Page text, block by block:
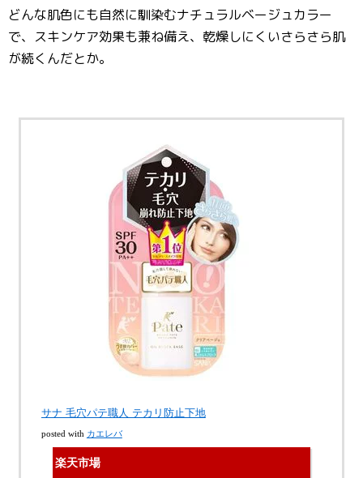
どんな肌色にも自然に馴染むナチュラルベージュカラー
で、スキンケア効果も兼ね備え、乾燥しにくいさらさら肌
が続くんだとか。
サナ 毛穴パテ職人 テカリ防止下地
posted with カエレバ
楽天市場